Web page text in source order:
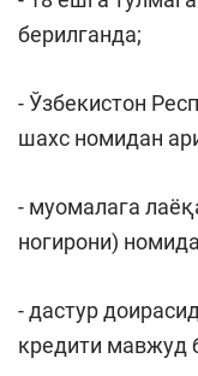
берилганда;
- Ўзбекистон
шахс номидан
- муомалага
ногирони)
- дастур
кредити мавжуд